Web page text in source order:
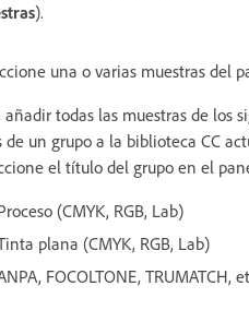
).
una o varias muestras del
añadir todas las muestras de los
de un grupo a la biblioteca CC
el título del grupo en el
(CMYK, RGB, Lab)
plana (CMYK, RGB, Lab)
FOCOLTONE, TRUMATCH,